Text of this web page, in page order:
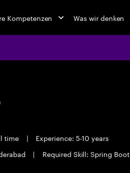
Kompetenzen Was wir denken
time |
Experience: 5-10 years
| Required Skill: Spring Boot